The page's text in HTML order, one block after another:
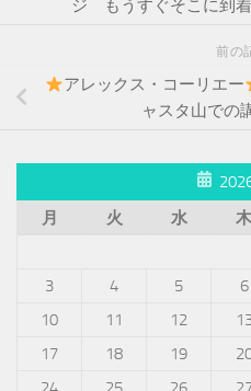
ジ もうすぐそこに到
前の
アレックス・コーリエー
ャスタ山での
月
火 水 木
3
4 5 6
10
11 12
17
18 19